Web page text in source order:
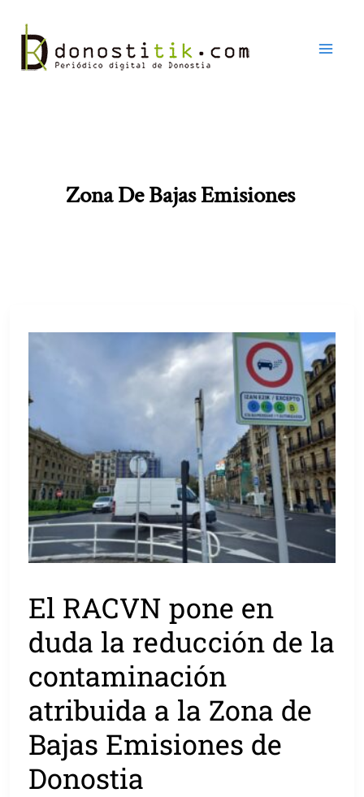
contenido
Zona De Bajas Emisiones
El RACVN pone en
duda la reducción de la
contaminación
atribuida a la Zona de
Bajas Emisiones de
Donostia